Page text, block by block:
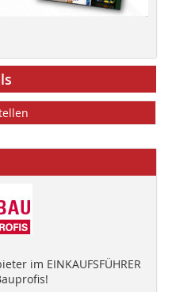
im EINKAUFSFÜHRER